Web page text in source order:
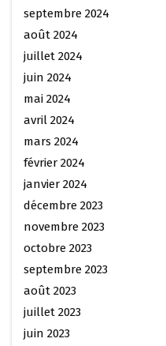
septembre 2024
août 2024
juillet 2024
juin 2024
mai 2024
avril 2024
mars 2024
février 2024
janvier 2024
décembre 2023
novembre 2023
octobre 2023
septembre 2023
août 2023
juillet 2023
juin 2023